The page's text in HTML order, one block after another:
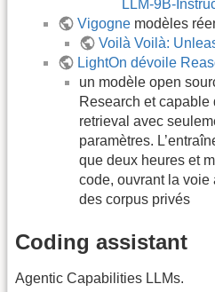
LLM-9B-
Vigogne modèles
Voilà Voilà:
LightOn dévoile
un modèle open
Research et capable
retrieval avec
paramètres.
que deux heures et
code, ouvrant la voie
des corpus privés
Coding assistant
Agentic Capabilities LLMs.